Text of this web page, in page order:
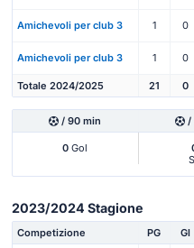
Amichevoli per club 3 1 0
Amichevoli per club 3 1 0
Totale 2024/2025 21 0
/ 90 min /
0 Gol
2023/2024 Stagione
Competizione PG Gl